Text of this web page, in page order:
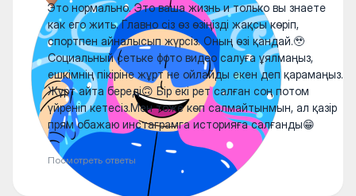
Это нормально. Это ваша жизнь и только вы знаете
как его жить. Главно сіз өз өзіңізді жақсы көріп,
спортпен айналысып жүрсіз. Оның өзі қандай.🥹
Социальный сетьке фото видео салуға ұялмаңыз,
ешкімнің пікіріне жұрт не ойлайды екен деп қарамаңыз.
Жұрт айта береді🙃 Бір екі рет салған соң потом
үйреніп кетесіз.Мен тоже көп салмайтынмын, ал қазір
прям обажаю инстаграмга историяға салғанды😁
Посмотреть ответы